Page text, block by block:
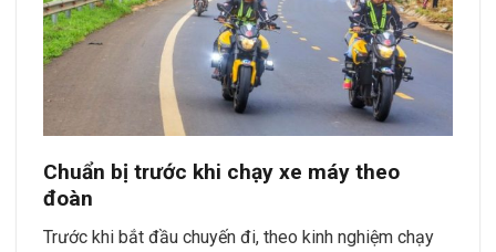
Chuẩn bị trước khi chạy xe máy theo
đoàn
Trước khi bắt đầu chuyến đi, theo kinh nghiệm chạy